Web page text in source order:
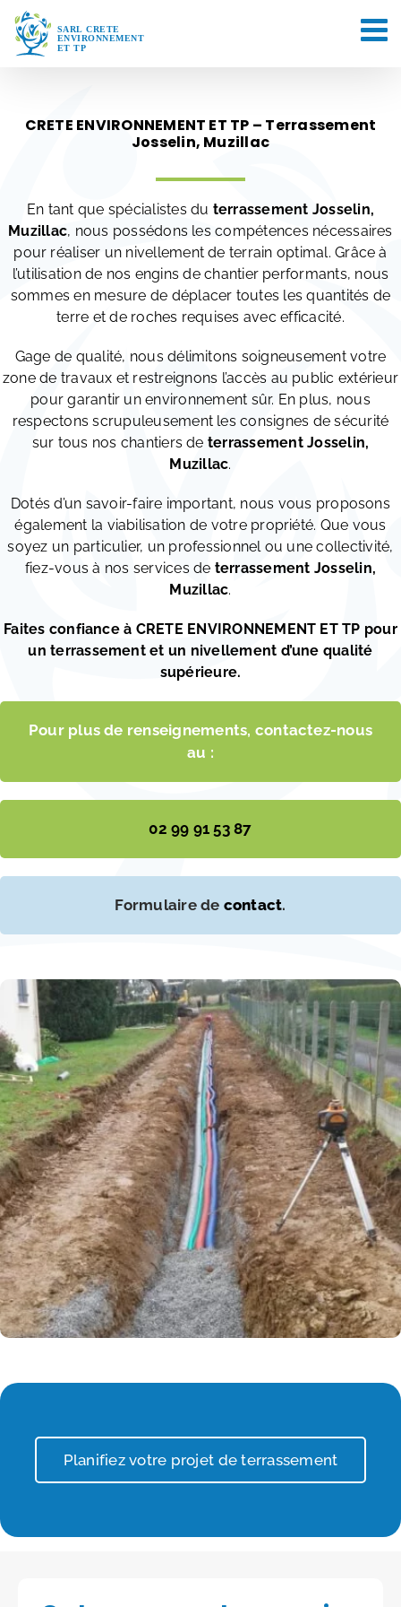
Passer
au
contenu
CRETE ENVIRONNEMENT ET TP – Terrassement
Josselin, Muzillac
En tant que spécialistes du terrassement Josselin,
Muzillac, nous possédons les compétences nécessaires
pour réaliser un nivellement de terrain optimal. Grâce à
l’utilisation de nos engins de chantier performants, nous
sommes en mesure de déplacer toutes les quantités de
terre et de roches requises avec efficacité.
Gage de qualité, nous délimitons soigneusement votre
zone de travaux et restreignons l’accès au public extérieur
pour garantir un environnement sûr. En plus, nous
respectons scrupuleusement les consignes de sécurité
sur tous nos chantiers de terrassementJosselin,
Muzillac.
Dotés d’un savoir-faire important, nous vous proposons
également la viabilisation de votre propriété. Que vous
soyez un particulier, un professionnel ou une collectivité,
fiez-vous à nos services de terrassement Josselin,
Muzillac.
Faites confiance à CRETE ENVIRONNEMENT ET TP pour
un terrassement et un nivellement d’une qualité
supérieure.
Pour plus de renseignements, contactez-nous
au :
02 99 91 53 87
Formulaire de contact.
Planifiez votre projet de terrassement